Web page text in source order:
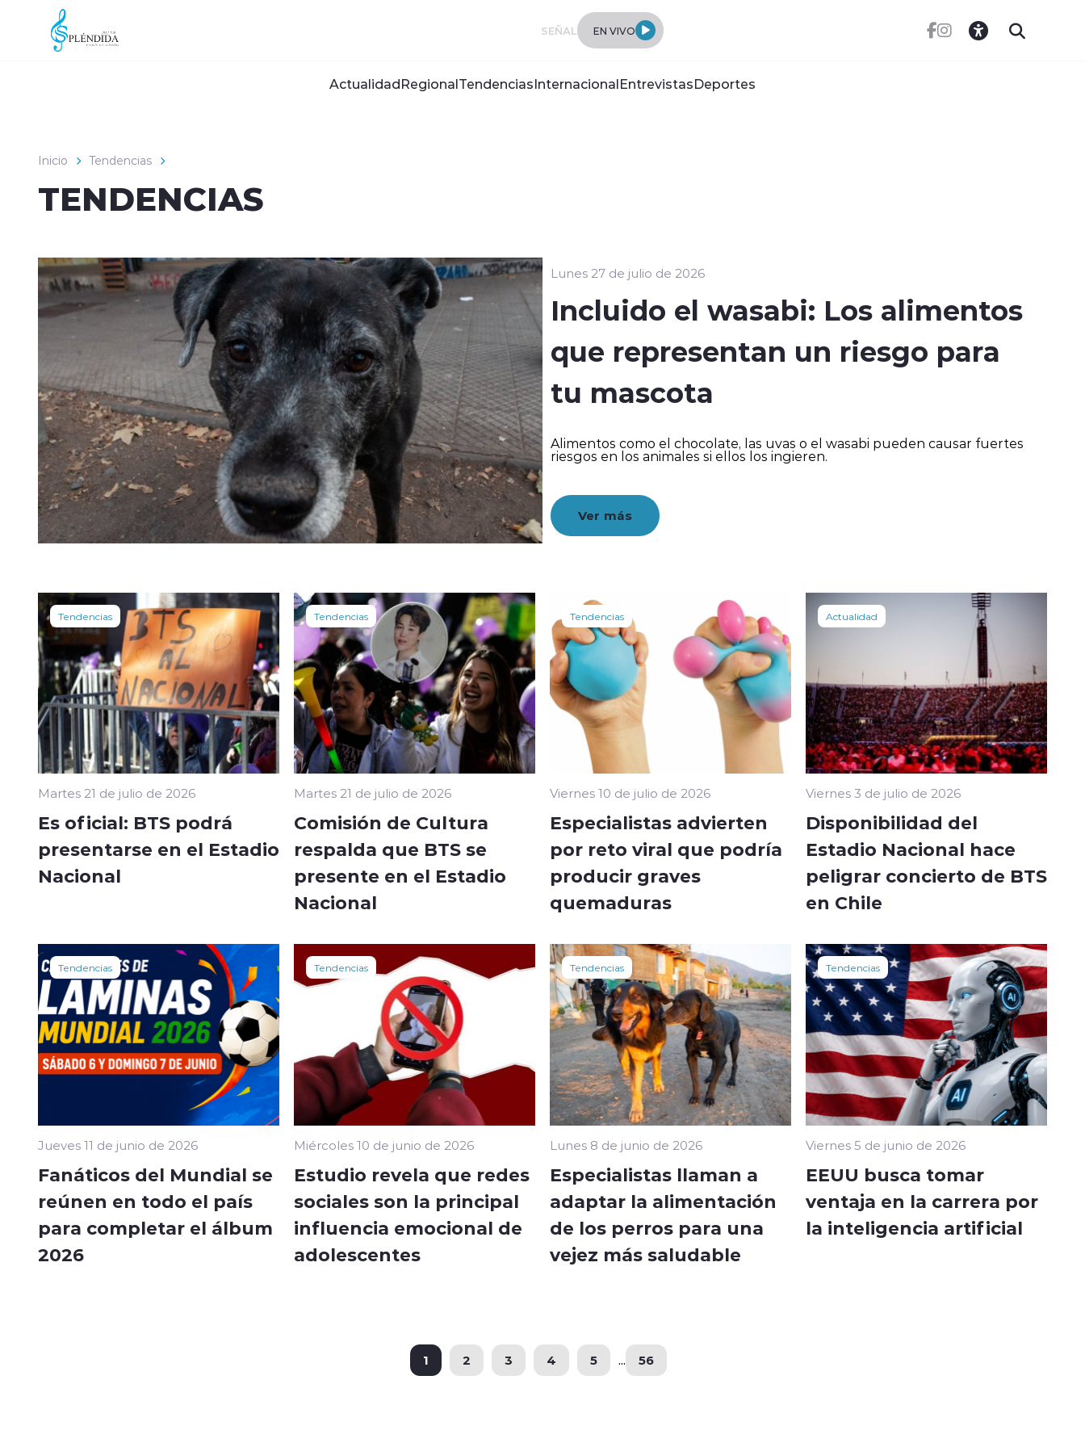
Click acá para ir directamente al contenido
SEÑAL EN VIVO
ActualidadRegionalTendenciasInternacionalEntrevistasDeportes
Inicio Tendencias
TENDENCIAS
Lunes 27 de julio de 2026
Incluido el wasabi: Los alimentos
que representan un riesgo para
tu mascota
Alimentos como el chocolate, las uvas o el wasabi pueden causar fuertes
riesgos en los animales si ellos los ingieren.
Ver más
Tendencias
Martes 21 de julio de 2026
Es oficial: BTS podrá
presentarse en el Estadio
Nacional
Tendencias
Martes 21 de julio de 2026
Comisión de Cultura
respalda que BTS se
presente en el Estadio
Nacional
Tendencias
Viernes 10 de julio de 2026
Especialistas advierten
por reto viral que podría
producir graves
quemaduras
Actualidad
Viernes 3 de julio de 2026
Disponibilidad del
Estadio Nacional hace
peligrar concierto de BTS
en Chile
Tendencias
Jueves 11 de junio de 2026
Fanáticos del Mundial se
reúnen en todo el país
para completar el álbum
2026
Tendencias
Miércoles 10 de junio de 2026
Estudio revela que redes
sociales son la principal
influencia emocional de
adolescentes
Tendencias
Lunes 8 de junio de 2026
Especialistas llaman a
adaptar la alimentación
de los perros para una
vejez más saludable
Tendencias
Viernes 5 de junio de 2026
EEUU busca tomar
ventaja en la carrera por
la inteligencia artificial
1 2 3 4 5 ... 56